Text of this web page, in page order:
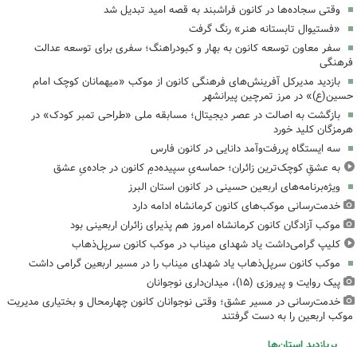
وقتی سجاده‌ها در کانون فراشبند به قصه امید تبدیل شد
«فستیوال تابستانه هنر» رنگ گرفت
سفر معاون توسعه کانون به بهار و کبودراهنگ؛ سفری برای توسعه عدالت
فرهنگی
بازدید مدیرکل آفرینش‌های فرهنگی کانون از موکب «میهمانان کوچک امام
حسین(ع)» در مرز تمرچین پیرانشهر
بازگشت به اصالت در عصر دیجیتال؛ مسابقه ملی «طراحی تمبر کودک» در
هرمزگان کلید خورد
سه ایستگاه پررفت‌وآمد دانایی در کانون فارس
به عشقِ کوچک‌ترین زائران؛ حماسه‌یِ سپیده‌دمِ کانون در جاده‌یِ عشق
ویژه‌برنامه‌های اربعین حسینی در کانون استان البرز
خدمت‌رسانی موکب‌های کانون کرمانشاه ادامه دارد
موکب آزادگان کانون کرمانشاه امروز هم پذیرای زائران اربعینی بود
کلیپ گرامی‌داشت یاد شهدای میناب در موکب کانون سرپل‌ذهاب
موکب کانون سرپل‌ذهاب یاد شهدای میناب را در مسیر اربعین گرامی داشت
پیک روایت و پیروزی (۱۵)، میدان‌داری نوجوانان
خدمت‌رسانی در مسیر عشق؛ وقتی نوجوانان کانون چهارمحال و بختیاری مدیریت
موکب اربعین را به دست گرفتند